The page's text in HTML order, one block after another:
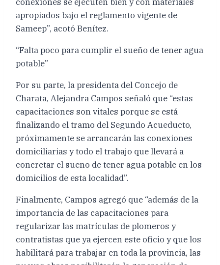
apropiados bajo el reglamento vigente de
Sameep”, acotó Benítez.
“Falta poco para cumplir el sueño de tener agua
potable”
Por su parte, la presidenta del Concejo de
Charata, Alejandra Campos señaló que “estas
capacitaciones son vitales porque se está
finalizando el tramo del Segundo Acueducto,
próximamente se arrancarán las conexiones
domiciliarias y todo el trabajo que llevará a
concretar el sueño de tener agua potable en los
domicilios de esta localidad”.
Finalmente, Campos agregó que “además de la
importancia de las capacitaciones para
regularizar las matrículas de plomeros y
contratistas que ya ejercen este oficio y que los
habilitará para trabajar en toda la provincia, las